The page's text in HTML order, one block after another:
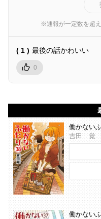
※通報が一定数を超
( 1 ) 最後の話かわいい
0
働かない
吉田 覚
働かない